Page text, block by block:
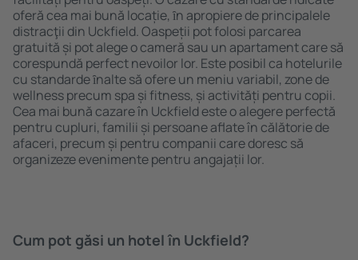
oferă cea mai bună locație, ȋn apropiere de principalele
distracţii din Uckfield. Oaspeții pot folosi parcarea
gratuită și pot alege o cameră sau un apartament care să
corespundă perfect nevoilor lor. Este posibil ca hotelurile
cu standarde ȋnalte să ofere un meniu variabil, zone de
wellness precum spa și fitness, și activități pentru copii.
Cea mai bună cazare în Uckfield este o alegere perfectă
pentru cupluri, familii și persoane aflate în călătorie de
afaceri, precum și pentru companii care doresc să
organizeze evenimente pentru angajații lor.
Cum pot găsi un hotel în Uckfield?